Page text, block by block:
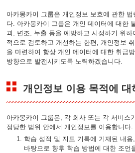
아카몽카이 그룹은 개인정보 보호에 관한
다. 아카몽카이 그룹은 개인 데이터에 대한
괴, 변조, 누출 등을 예방하고 시정하기 위
적으로 검토하고 개선하는 한편, 개인정보
을 마련하여 항상 개인 데이터에 대한 취급
방향으로 발전시키도록 노력하겠습니다.
개인정보 이용 목적에 대
아카몽카이 그룹은, 각 회사 또는 각 서비스
정당한 범위 안에서 개인정보를 이용합니다.
학습 성적 및 지도 기록에 기재된 내
바탕으로 향후 학습 방법에 대한 조언